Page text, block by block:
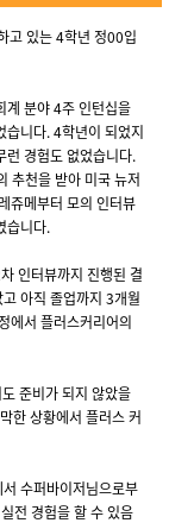
고 있는 4학년 정00입
계 분야 4주 인턴십을
습니다. 4학년이 되었지
런 경험도 없었습니다.
추천을 받아 미국 뉴저
쥬메부터 모의 인터뷰
습니다.
인터뷰까지 진행된 결
아직 졸업까지 3개월
에서 플러스커리어의
준비가 되지 않았을
한 상황에서 플러스 커
수퍼바이저님으로부
전 경험을 할 수 있음